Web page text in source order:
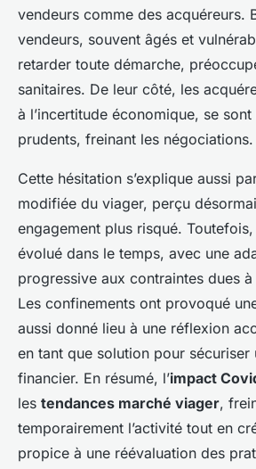
vendeurs comme des acquéreurs.
vendeurs, souvent âgés et
retarder toute démarche,
sanitaires. De leur côté, les
à l’incertitude économique, se
prudents, freinant les négociations.
Cette hésitation s’explique aussi
modifiée du viager, perçu
engagement plus risqué.
évolué dans le temps, avec une
progressive aux contraintes dues
Les confinements ont provoqué
aussi donné lieu à une réflexion
en tant que solution pour sécuriser
financier. En résumé, l’impact
les tendances marché viager,
temporairement l’activité tout en
propice à une réévaluation des